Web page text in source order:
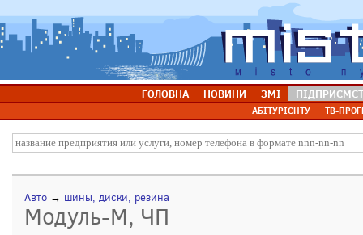
ГОЛОВНА НОВИНИ ЗМІ
АБІТУРІЄНТУ ТВ-
Авто → шины, диски, резина
Модуль-М, ЧП